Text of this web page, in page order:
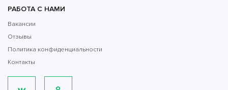
РАБОТА С НАМИ
Вакансии
Отзывы
Политика конфиденциальности
Контакты